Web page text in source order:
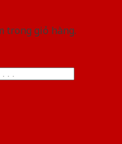
trong giỏ hàng.